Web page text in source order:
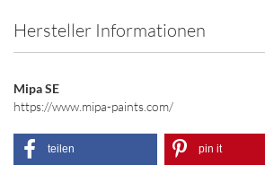
Hersteller Informationen
Mipa SE
https://www.mipa-paints.com/
teilen pin it